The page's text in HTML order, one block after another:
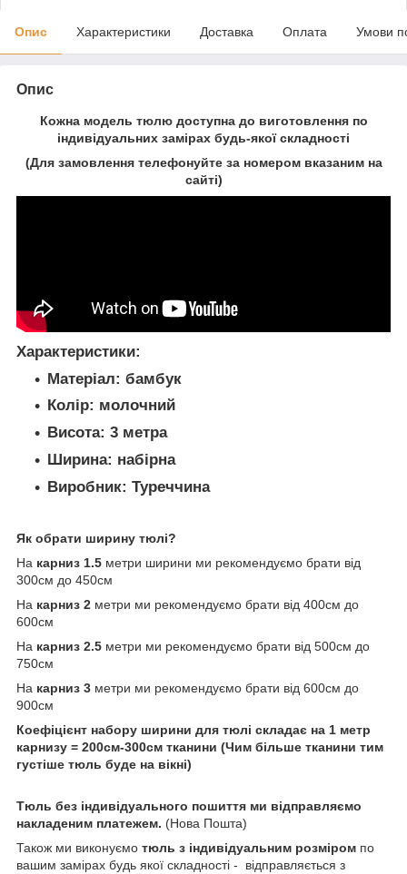
Опис Характеристики Доставка Оплата Умови
Опис
Кожна модель тюлюдоступна до виготовлення по
індивідуальних замірах будь-якої складності
(Для замовлення телефонуйте за номером вказаним на
сайті)
Характеристики:
Матеріал: бамбук
Колір: молочний
Висота: 3 метра
Ширина: набірна
Виробник: Туреччина
Як обрати ширину тюлі?
На карниз 1.5 метри ширини ми рекомендуємо брати від
300см до 450см
На карниз 2 метри ми рекомендуємо брати від 400см до
600см
На карниз 2.5 метри ми рекомендуємо брати від 500см до
750см
На карниз 3 метри ми рекомендуємо брати від 600см до
900см
Коефіцієнт набору ширини для тюлі складає на 1 метр
карнизу = 200см-300см тканини (Чим більше тканини тим
густіше тюль буде на вікні)
Тюль без індивідуального пошиття ми відправляємо
накладеним платежем. (Нова Пошта)
Також ми виконуємо тюль з індивідуальним розміром по
вашим замірах будь якої складності -
відправляється з